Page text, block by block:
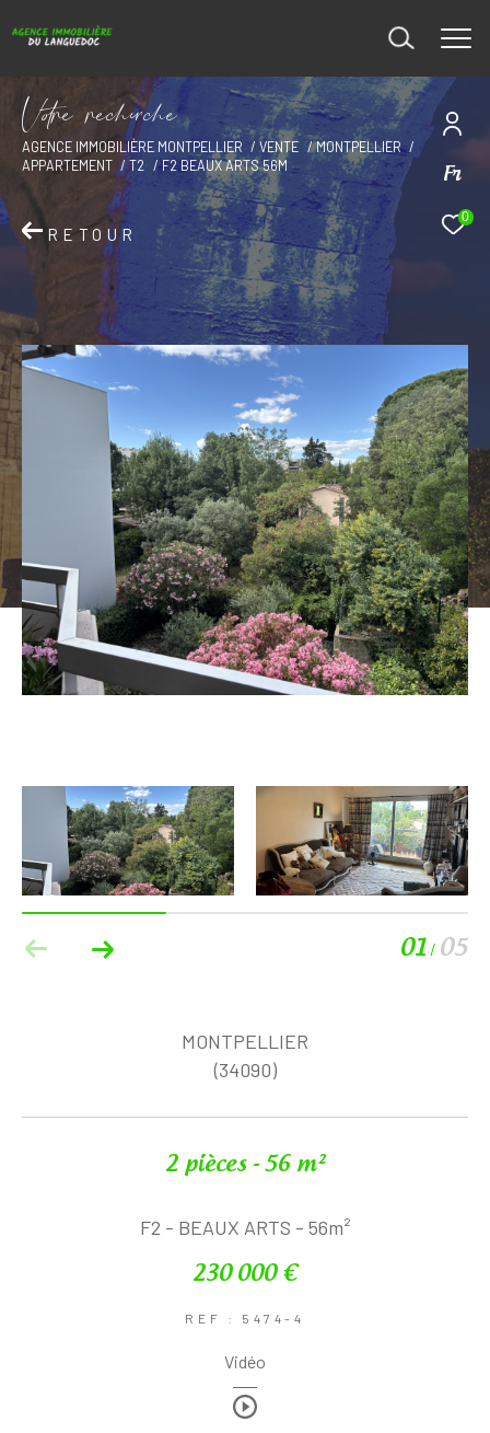
Fr
0
Vore recece
AGENCE IMMOBILIÈRE MONTPELLIER VENTE
MONTPELLIER
APPARTEMENT
T2 F2 BEAUX ARTS 56M
RETOUR
01 / 05
MONTPELLIER
(34090)
2 pièces - 56 m²
F2 - BEAUX ARTS - 56m²
230 000 €
REF : 5474-4
Vidéo